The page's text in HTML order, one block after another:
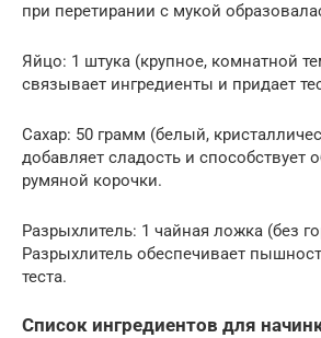
при перетирании с мукой
Яйцо: 1 штука (крупное, комнатной
связывает ингредиенты и придает
Сахар: 50 грамм (белый,
добавляет сладость и способствует
румяной корочки.
Разрыхлитель: 1 чайная ложка (без
Разрыхлитель обеспечивает
теста.
Список ингредиентов для